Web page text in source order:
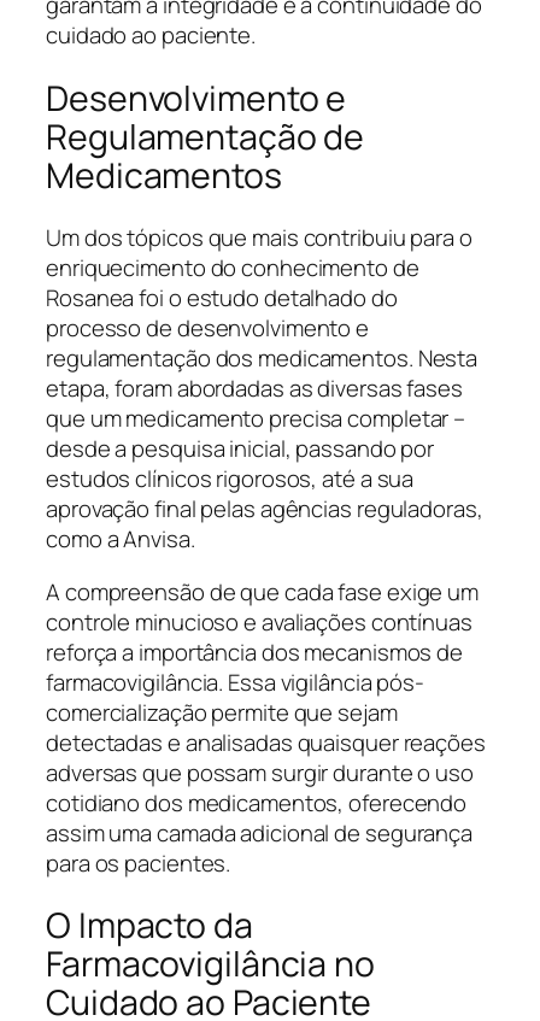
cuidado ao paciente.
Desenvolvimento e
Regulamentação de
Medicamentos
Um dos tópicos que mais contribuiu para o
enriquecimento do conhecimento de
Rosanea foi o estudo detalhado do
processo de desenvolvimento e
regulamentação dos medicamentos. Nesta
etapa, foram abordadas as diversas fases
que um medicamento precisa completar –
desde a pesquisa inicial, passando por
estudos clínicos rigorosos, até a sua
aprovação final pelas agências reguladoras,
como a Anvisa.
A compreensão de que cada fase exige um
controle minucioso e avaliações contínuas
reforça a importância dos mecanismos de
farmacovigilância. Essa vigilância pós-
comercialização permite que sejam
detectadas e analisadas quaisquer reações
adversas que possam surgir durante o uso
cotidiano dos medicamentos, oferecendo
assim uma camada adicional de segurança
para os pacientes.
O Impacto da
Farmacovigilância no
Cuidado ao Paciente